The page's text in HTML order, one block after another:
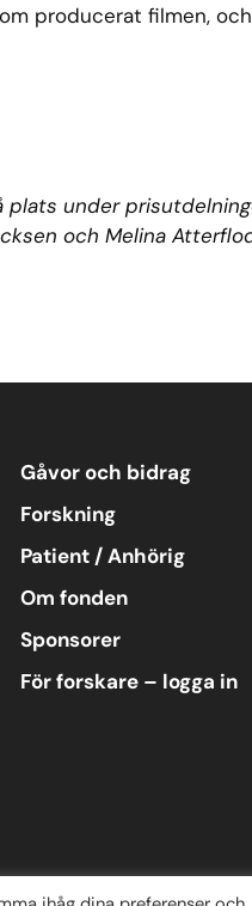
producerat filmen,
plats under
och Melina
Gåvor och bidrag
Forskning
Patient / Anhörig
Om fonden
Sponsorer
För forskare – logga in